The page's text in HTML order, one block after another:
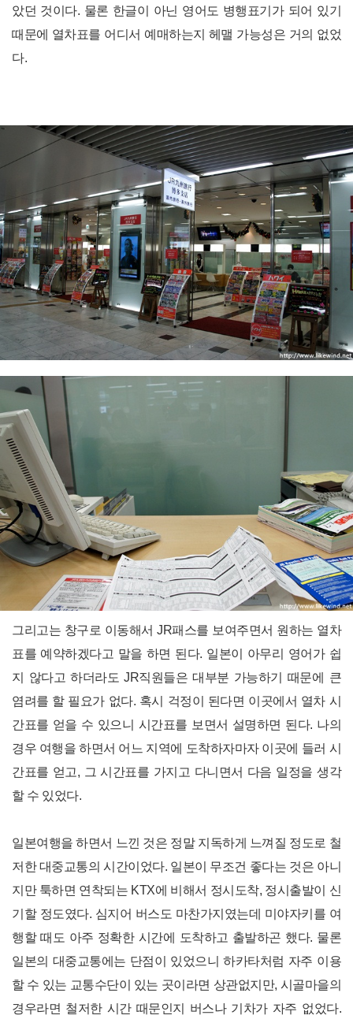
았던 것이다. 물론 한글이 아닌 영어도 병행표기가 되어 있기
때문에 열차표를 어디서 예매하는지 헤맬 가능성은 거의 없었
다.
그리고는 창구로 이동해서 JR패스를 보여주면서 원하는 열차
표를 예약하겠다고 말을 하면 된다. 일본이 아무리 영어가 쉽
지 않다고 하더라도 JR직원들은 대부분 가능하기 때문에 큰
염려를 할 필요가 없다. 혹시 걱정이 된다면 이곳에서 열차 시
간표를 얻을 수 있으니 시간표를 보면서 설명하면 된다. 나의
경우 여행을 하면서 어느 지역에 도착하자마자 이곳에 들러 시
간표를 얻고, 그 시간표를 가지고 다니면서 다음 일정을 생각
할 수 있었다.
일본여행을 하면서 느낀 것은 정말 지독하게 느껴질 정도로 철
저한 대중교통의 시간이었다. 일본이 무조건 좋다는 것은 아니
지만 툭하면 연착되는 KTX에 비해서 정시도착, 정시출발이 신
기할 정도였다. 심지어 버스도 마찬가지였는데 미야자키를 여
행할 때도 아주 정확한 시간에 도착하고 출발하곤 했다. 물론
일본의 대중교통에는 단점이 있었으니 하카타처럼 자주 이용
할 수 있는 교통수단이 있는 곳이라면 상관없지만, 시골마을의
경우라면 철저한 시간 때문인지 버스나 기차가 자주 없었다.